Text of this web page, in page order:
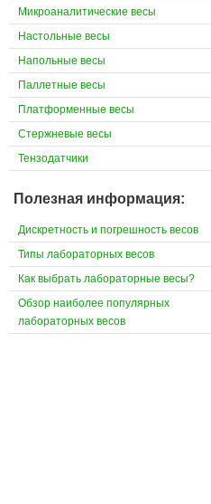
Микроаналитические весы
Настольные весы
Напольные весы
Паллетные весы
Платформенные весы
Стержневые весы
Тензодатчики
Полезная информация:
Дискретность и погрешность весов
Типы лабораторных весов
Как выбрать лабораторные весы?
Обзор наиболее популярных
лабораторных весов